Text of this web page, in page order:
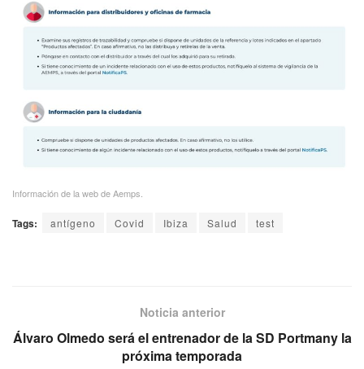
Información de la web de Aemps.
Tags: antígeno Covid Ibiza Salud test
Noticia anterior
Álvaro Olmedo será el entrenador de la SD Portmany la
próxima temporada